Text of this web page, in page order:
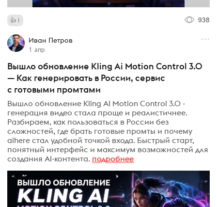
1 938
Иван Петров
1 апр
Вышло обновление Kling Ai Motion Control 3.0
— Как генерировать в России, сервис
с готовыми промтами
Вышло обновление Kling AI Motion Control 3.0 -
генерация видео стала проще и реалистичнее.
Разбираем, как пользоваться в России без
сложностей, где брать готовые промты и почему
aihere стал удобной точкой входа. Быстрый старт,
понятный интерфейс и максимум возможностей для
создания AI-контента. подробнее